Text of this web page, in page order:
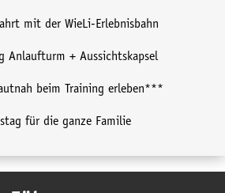
mit der WieLi-Erlebnisbahn
Anlaufturm + Aussichtskapsel
beim Training erleben***
für die ganze Familie